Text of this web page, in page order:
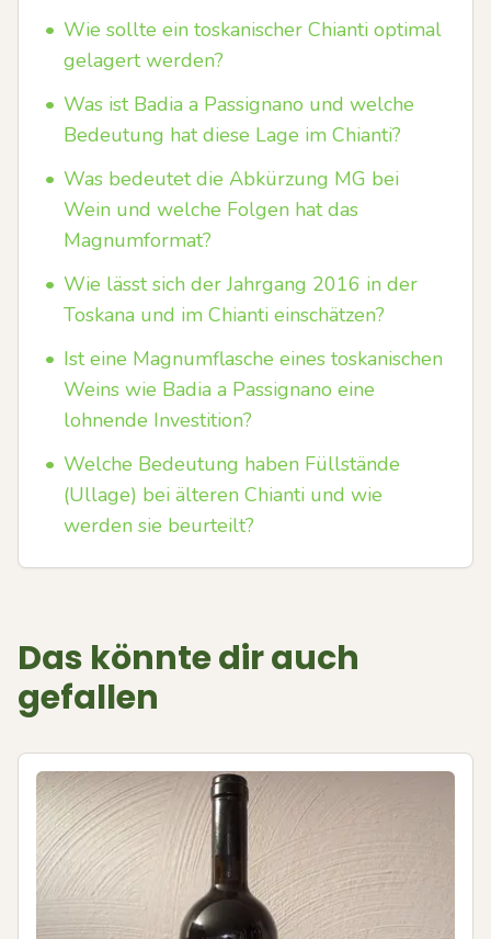
• Wie sollte ein toskanischer Chianti optimal
gelagert werden?
• Was ist Badia a Passignano und welche
Bedeutung hat diese Lage im Chianti?
• Was bedeutet die Abkürzung MG bei
Wein und welche Folgen hat das
Magnumformat?
• Wie lässt sich der Jahrgang 2016 in der
Toskana und im Chianti einschätzen?
• Ist eine Magnumflasche eines toskanischen
Weins wie Badia a Passignano eine
lohnende Investition?
• Welche Bedeutung haben Füllstände
(Ullage) bei älteren Chianti und wie
werden sie beurteilt?
Das könnte dir auch
gefallen